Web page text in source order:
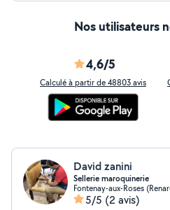
Nos utilisateurs
4,6/5
Calculé à partir de 48803 avis
David zanini
Sellerie maroquinerie
Fontenay-aux-Roses
5/5 (2 avis)